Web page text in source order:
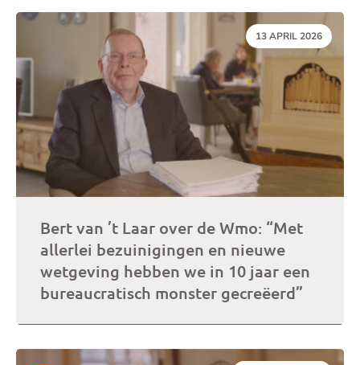
DATUM:
13 APRIL 2026
Bert van ’t Laar over de Wmo: “Met
allerlei bezuinigingen en nieuwe
wetgeving hebben we in 10 jaar een
bureaucratisch monster gecreëerd”